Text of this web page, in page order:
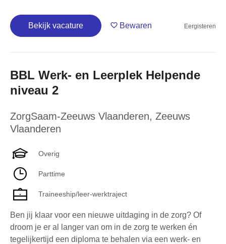
Bekijk vacature Bewaren Eergisteren
BBL Werk- en Leerplek Helpende
niveau 2
ZorgSaam-Zeeuws Vlaanderen, Zeeuws
Vlaanderen
Overig
Parttime
Traineeship/leer-werktraject
Ben jij klaar voor een nieuwe uitdaging in de zorg? Of
droom je er al langer van om in de zorg te werken én
tegelijkertijd een diploma te behalen via een werk- en